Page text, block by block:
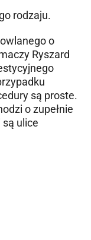
rodzaju.
o
Ryszard
są proste.
o zupełnie
ulice